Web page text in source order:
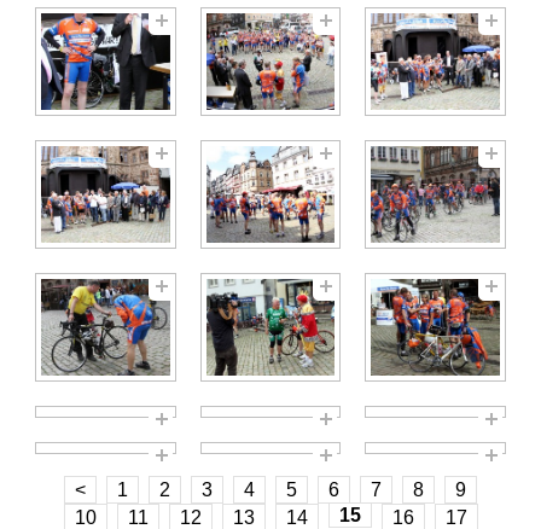
< 1 2 3 4 5 6 7 8
9
10
11 12 13 14 15 16
17